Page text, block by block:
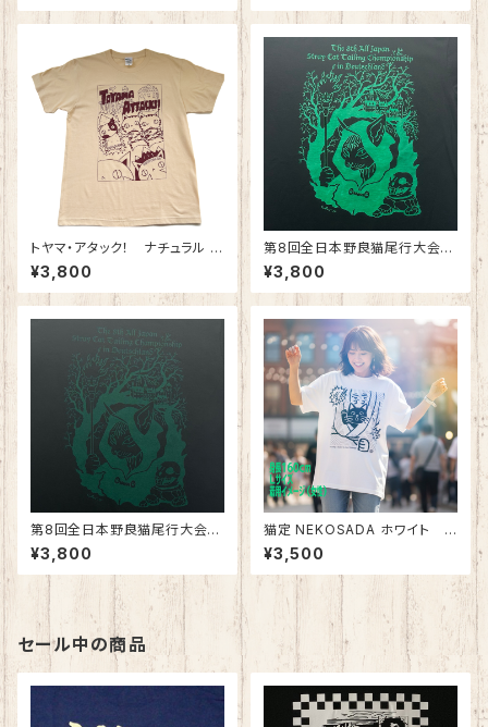
トヤマ・アタック！ ナチュラル
綿100％
¥3,800
第8回全日本野良猫尾行大会®︎i
nドイツ Light（ライト） 綿10
0%
¥3,800
第8回全日本野良猫尾行大会®︎i
nドイツ Dark（ダーク） 綿10
0%
¥3,800
猫定 NEKOSADA ホワイト
綿100％ 落語 シリーズ第四弾
¥3,500
セール中の商品